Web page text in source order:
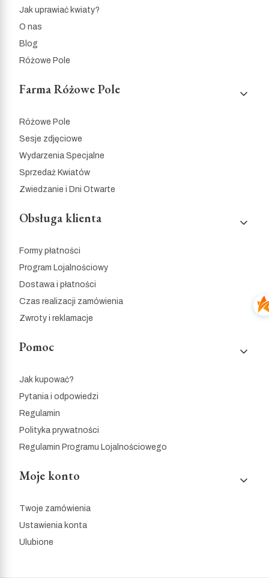
Jak uprawiać kwiaty?
O nas
Blog
Różowe Pole
Farma Różowe Pole
Różowe Pole
Sesje zdjęciowe
Wydarzenia Specjalne
Sprzedaż Kwiatów
Zwiedzanie i Dni Otwarte
Obsługa klienta
Formy płatności
Program Lojalnościowy
Dostawa i płatności
Czas realizacji zamówienia
Zwroty i reklamacje
Pomoc
Jak kupować?
Pytania i odpowiedzi
Regulamin
Polityka prywatności
Regulamin Programu Lojalnościowego
Moje konto
Twoje zamówienia
Ustawienia konta
Ulubione